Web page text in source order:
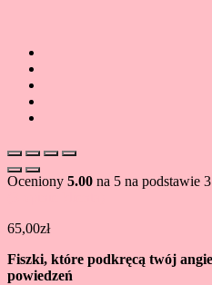
Oceniony 5.00 na 5 na podstawie 3
65,00zł
Fiszki, które podkręcą twój
powiedzeń